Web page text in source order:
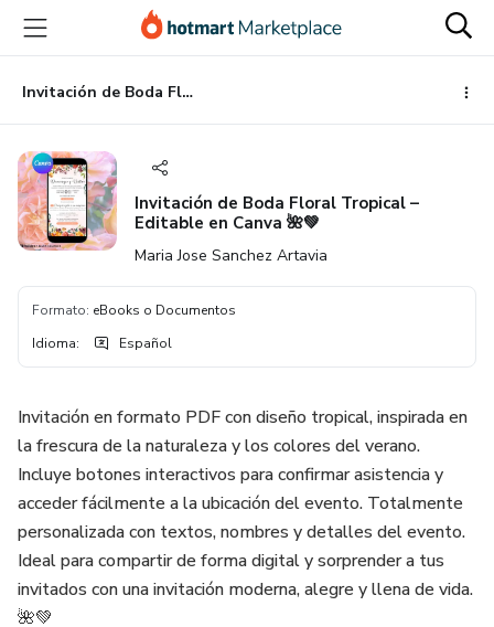
principal
página
de
página
Invitación de Boda Floral Tropical – Editable en Canva 🌺💚
Invitación de Boda Floral Tropical –
Editable en Canva 🌺💚
Maria Jose Sanchez Artavia
Formato: eBooks o Documentos
Idioma: Español
Invitación en formato PDF con diseño tropical, inspirada en
la frescura de la naturaleza y los colores del verano.
Incluye botones interactivos para confirmar asistencia y
acceder fácilmente a la ubicación del evento. Totalmente
personalizada con textos, nombres y detalles del evento.
Ideal para compartir de forma digital y sorprender a tus
invitados con una invitación moderna, alegre y llena de vida.
🌺💚